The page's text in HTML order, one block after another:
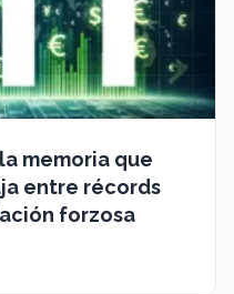
memoria que
entre récords
forzosa